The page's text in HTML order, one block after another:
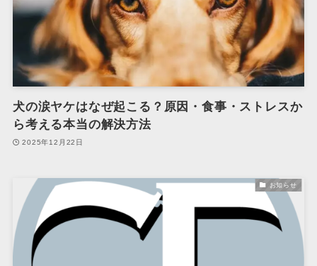
犬の涙ヤケはなぜ起こる？原因・食事・ストレスか
ら考える本当の解決方法
2025年12月22日
お知らせ